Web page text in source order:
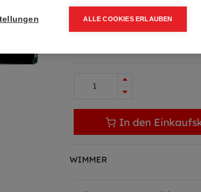
23,85€ 31,80 € (25%
28,62 € inkl. Mwst
In den
WIMMER
ALLE COOKIES ERLAUBEN